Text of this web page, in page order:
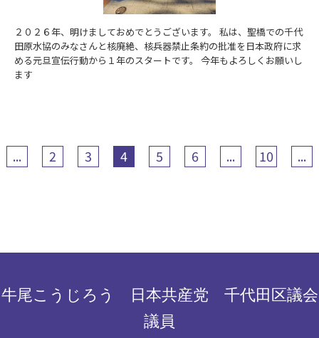
２０２６年、明けましておめでとうございます。 私は、聖橋での千代
田原水協のみなさんと核廃絶、核兵器禁止条約の批准を日本政府に求
める元旦宣伝行動から１年のスタートです。 今年もよろしくお願いし
ます
... 2 3 4 5 6 ... 10 ...
牛尾こうじろう 日本共産党 千代田区議会
議員